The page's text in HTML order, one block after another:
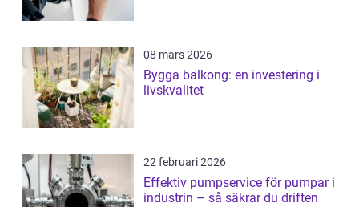
08 mars 2026
Bygga balkong: en investering i
livskvalitet
22 februari 2026
Effektiv pumpservice för pumpar i
industrin – så säkrar du driften